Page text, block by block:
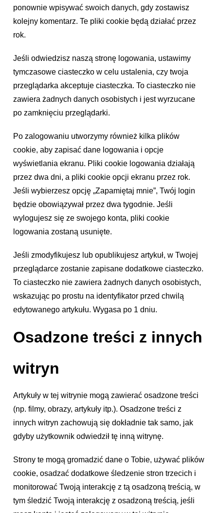
ponownie wpisywać swoich danych, gdy zostawisz
kolejny komentarz. Te pliki cookie będą działać przez
rok.
Jeśli odwiedzisz naszą stronę logowania, ustawimy
tymczasowe ciasteczko w celu ustalenia, czy twoja
przeglądarka akceptuje ciasteczka. To ciasteczko nie
zawiera żadnych danych osobistych i jest wyrzucane
po zamknięciu przeglądarki.
Po zalogowaniu utworzymy również kilka plików
cookie, aby zapisać dane logowania i opcje
wyświetlania ekranu. Pliki cookie logowania działają
przez dwa dni, a pliki cookie opcji ekranu przez rok.
Jeśli wybierzesz opcję „Zapamiętaj mnie”, Twój login
będzie obowiązywał przez dwa tygodnie. Jeśli
wylogujesz się ze swojego konta, pliki cookie
logowania zostaną usunięte.
Jeśli zmodyfikujesz lub opublikujesz artykuł, w Twojej
przeglądarce zostanie zapisane dodatkowe ciasteczko.
To ciasteczko nie zawiera żadnych danych osobistych,
wskazując po prostu na identyfikator przed chwilą
edytowanego artykułu. Wygasa po 1 dniu.
Osadzone treści z innych
witryn
Artykuły w tej witrynie mogą zawierać osadzone treści
(np. filmy, obrazy, artykuły itp.). Osadzone treści z
innych witryn zachowują się dokładnie tak samo, jak
gdyby użytkownik odwiedził tę inną witrynę.
Strony te mogą gromadzić dane o Tobie, używać plików
cookie, osadzać dodatkowe śledzenie stron trzecich i
monitorować Twoją interakcję z tą osadzoną treścią, w
tym śledzić Twoją interakcję z osadzoną treścią, jeśli